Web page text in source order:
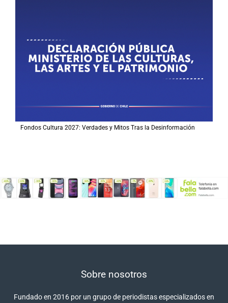
Fondos Cultura 2027: Verdades y Mitos Tras la Desinformación
Sobre nosotros
Fundado en 2016 por un grupo de periodistas especializados en